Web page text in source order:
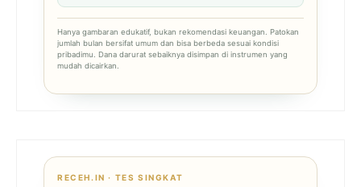
Hanya gambaran edukatif, bukan rekomendasi keuangan. Patokan
jumlah bulan bersifat umum dan bisa berbeda sesuai kondisi
pribadimu. Dana darurat sebaiknya disimpan di instrumen yang
mudah dicairkan.
RECEH.IN · TES SINGKAT